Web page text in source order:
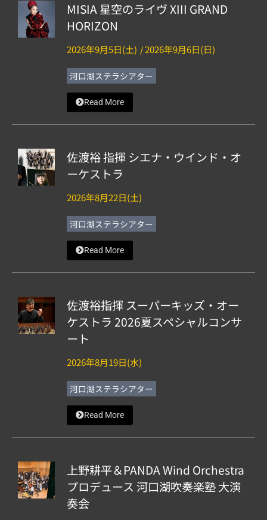
MISIA 星空のライヴ XIII GRAND
HORIZON
2026年9月5日(土) /2026年9月6日(日)
河口湖ステラシアター
Read More
佐渡裕 指揮 シエナ・ウインド・オ
ーケストラ
2026年8月22日(土)
河口湖ステラシアター
Read More
佐渡裕指揮 スーパーキッズ・オー
ケストラ 2026夏スペシャルコンサ
ート
2026年8月19日(水)
河口湖ステラシアター
Read More
上野耕平＆PANDA Wind Orchestra
プロデュース 河口湖吹奏楽塾 大演
奏会